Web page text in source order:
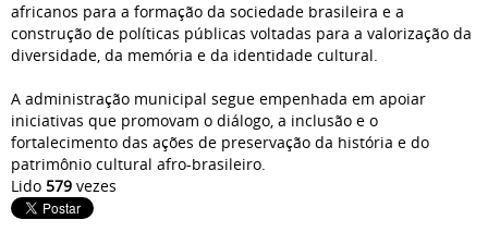
africanos para a formação da sociedade brasileira e a
construção de políticas públicas voltadas para a valorização da
diversidade, da memória e da identidade cultural.
A administração municipal segue empenhada em apoiar
iniciativas que promovam o diálogo, a inclusão e o
fortalecimento das ações de preservação da história e do
patrimônio cultural afro-brasileiro.
Lido 579 vezes